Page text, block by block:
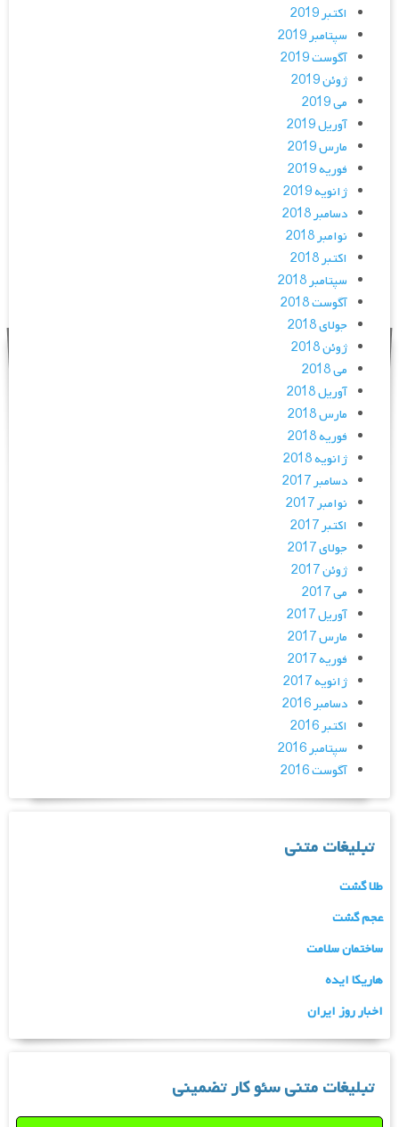
اکتبر 2019
سپتامبر 2019
آگوست 2019
ژوئن 2019
می 2019
آوریل 2019
مارس 2019
فوریه 2019
ژانویه 2019
دسامبر 2018
نوامبر 2018
اکتبر 2018
سپتامبر 2018
آگوست 2018
جولای 2018
ژوئن 2018
می 2018
آوریل 2018
مارس 2018
فوریه 2018
ژانویه 2018
دسامبر 2017
نوامبر 2017
اکتبر 2017
جولای 2017
ژوئن 2017
می 2017
آوریل 2017
مارس 2017
فوریه 2017
ژانویه 2017
دسامبر 2016
اکتبر 2016
سپتامبر 2016
آگوست 2016
تبلیغات متنی
طلا گشت
عجم گشت
ساختمان سلامت
هاریکا ایده
اخبار روز ایران
تبلیغات متنی سئو کار تضمینی